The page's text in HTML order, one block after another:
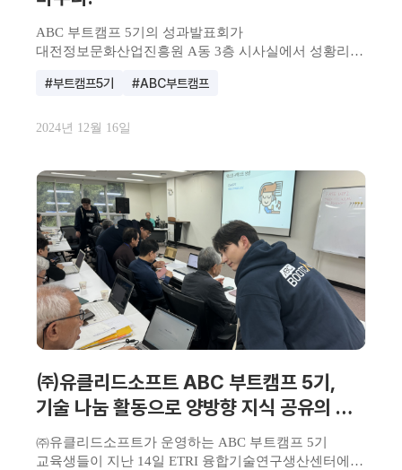
ABC 부트캠프 5기의 성과발표회가
대전정보문화산업진흥원 A동 3층 시사실에서 성황리에
#부트캠프5기 #ABC부트캠프
2024년 12월 16일
㈜유클리드소프트 ABC 부트캠프 5기,
기술 나눔 활동으로 양방향 지식 공유의 장
실현
㈜유클리드소프트가 운영하는 ABC 부트캠프 5기
교육생들이 지난 14일 ETRI 융합기술연구생산센터에서